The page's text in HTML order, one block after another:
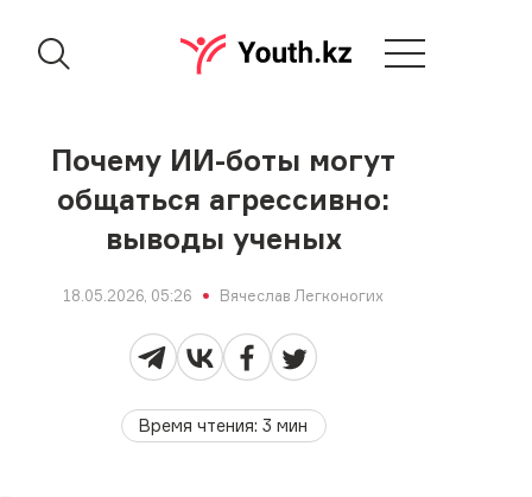
Почему ИИ-боты могут
общаться агрессивно:
выводы ученых
18.05.2026, 05:26 Вячеслав Легконогих
Время чтения:3 мин